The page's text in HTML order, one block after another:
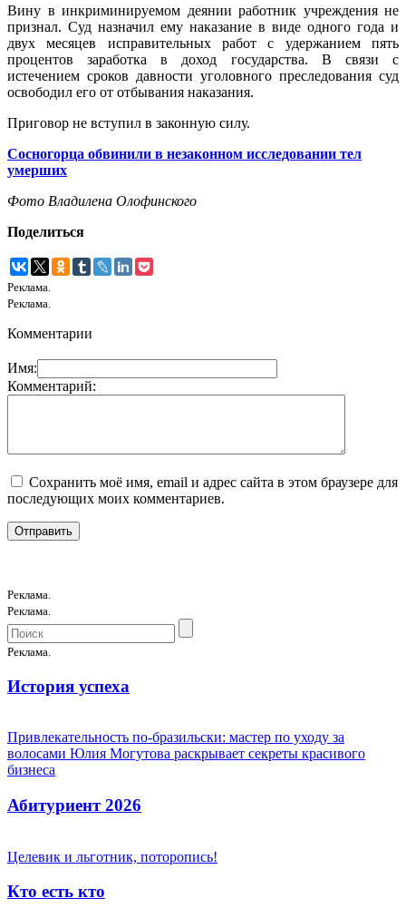
Вину в инкриминируемом деянии работник учреждения не
признал. Суд назначил ему наказание в виде одного года и
двух месяцев исправительных работ с удержанием пять
процентов заработка в доход государства. В связи с
истечением сроков давности уголовного преследования суд
освободил его от отбывания наказания.
Приговор не вступил в законную силу.
Сосногорца обвинили в незаконном исследовании тел
умерших
Фото Владилена Олофинского
Поделиться
Реклама.
Реклама.
Комментарии
Имя:
Комментарий:
Сохранить моё имя, email и адрес сайта в этом браузере для
последующих моих комментариев.
Реклама.
Реклама.
Реклама.
История успеха
Привлекательность по-бразильски: мастер по уходу за
волосами Юлия Могутова раскрывает секреты красивого
бизнеса
Абитуриент 2026
Целевик и льготник, поторопись!
Кто есть кто